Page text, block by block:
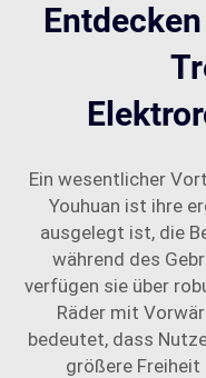
Ein wesentlicher
Youhuan ist ihre
ausgelegt ist, die
während des
verfügen sie über
Räder mit
bedeutet, dass
größere